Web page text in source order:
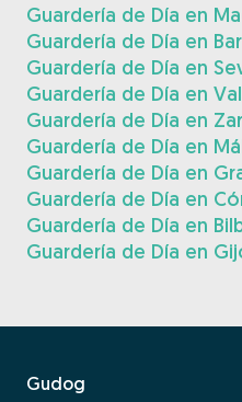
Guardería de Día en
Guardería de Día en
Guardería de Día en
Guardería de Día en
Guardería de Día en
Guardería de Día en
Guardería de Día en
Guardería de Día en
Guardería de Día en
Guardería de Día en
Gudog